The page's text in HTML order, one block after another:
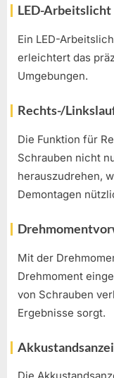
LED-Arbeitslicht
Ein LED-
erleichtert das
Umgebungen.
Rechts-/
Die Funktion für
Schrauben nicht
herauszudrehen,
Demontagen
Mit der
Drehmoment
von Schrauben
Ergebnisse sorgt.